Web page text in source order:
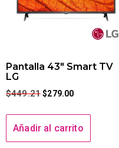
Pantalla 43″ Smart TV
LG
$449.21 $279.00
Añadir al carrito